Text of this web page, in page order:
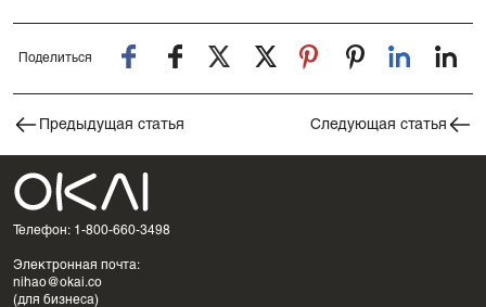
Поделиться
Предыдущая статья Следующая статья
Телефон: 1-800-660-3498
Электронная почта:
nihao@okai.co
(для бизнеса)